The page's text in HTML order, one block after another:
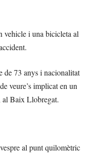
vehicle i una bicicleta al
de 73 anys i nacionalitat
veure’s implicat en un
al Baix Llobregat.
al punt quilomètric